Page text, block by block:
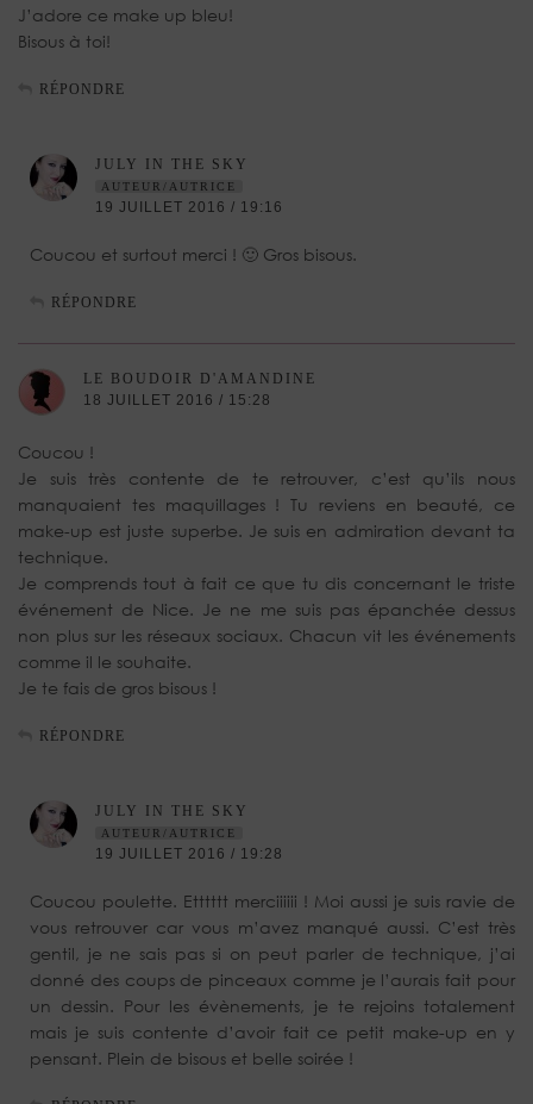
J’adore ce make up bleu!
Bisous à toi!
RÉPONDRE
JULY IN THE SKY
AUTEUR/AUTRICE
19 JUILLET 2016 / 19:16
Coucou et surtout merci ! 🙂 Gros bisous.
RÉPONDRE
LE BOUDOIR D'AMANDINE
18 JUILLET 2016 / 15:28
Coucou !
Je suis très contente de te retrouver, c’est qu’ils nous
manquaient tes maquillages ! Tu reviens en beauté, ce
make-up est juste superbe. Je suis en admiration devant ta
technique.
Je comprends tout à fait ce que tu dis concernant le triste
événement de Nice. Je ne me suis pas épanchée dessus
non plus sur les réseaux sociaux. Chacun vit les événements
comme il le souhaite.
Je te fais de gros bisous !
RÉPONDRE
JULY IN THE SKY
AUTEUR/AUTRICE
19 JUILLET 2016 / 19:28
Coucou poulette. Etttttt merciiiiii ! Moi aussi je suis ravie de
vous retrouver car vous m’avez manqué aussi. C’est très
gentil, je ne sais pas si on peut parler de technique, j’ai
donné des coups de pinceaux comme je l’aurais fait pour
un dessin. Pour les évènements, je te rejoins totalement
mais je suis contente d’avoir fait ce petit make-up en y
pensant. Plein de bisous et belle soirée !